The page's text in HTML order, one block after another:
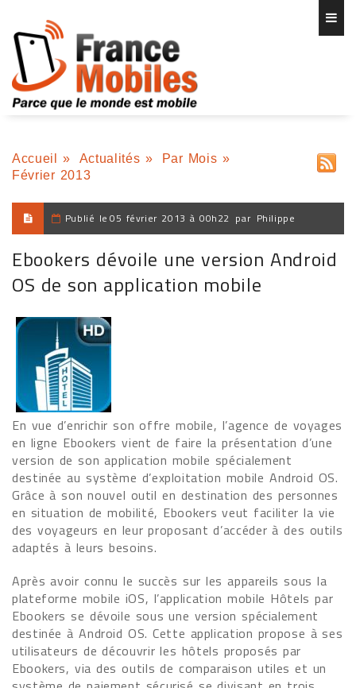
Accueil » Actualités » Par Mois »
Février 2013
Publié le 05 février 2013 à 00h22 par Philippe
Ebookers dévoile une version Android
OS de son application mobile
En vue d’enrichir son offre mobile, l’agence de voyages
en ligne Ebookers vient de faire la présentation d’une
version de son application mobile spécialement
destinée au système d’exploitation mobile Android OS.
Grâce à son nouvel outil en destination des personnes
en situation de mobilité, Ebookers veut faciliter la vie
des voyageurs en leur proposant d’accéder à des outils
adaptés à leurs besoins.
Après avoir connu le succès sur les appareils sous la
plateforme mobile iOS, l’application mobile Hôtels par
Ebookers se dévoile sous une version spécialement
destinée à Android OS. Cette application propose à ses
utilisateurs de découvrir les hôtels proposés par
Ebookers, via des outils de comparaison utiles et un